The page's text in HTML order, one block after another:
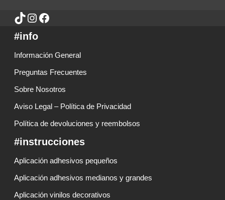
#info
Información General
Preguntas Frecuentes
Sobre Nosotros
Aviso Legal – Política de Privacidad
Política de devoluciones y reembolsos
#instrucciones
Aplicación adhesivos pequeños
Aplicación adhesivos medianos y grandes
Aplicación vinilos decorativos